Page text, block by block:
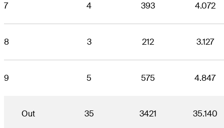
7 4 393 4.072
8 3 212 3.127
9 5 575 4.847
Out 35 3421 35.140